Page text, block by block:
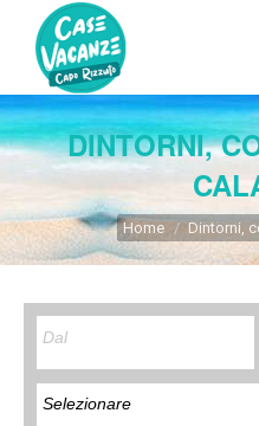
DINTORNI,
You are here:Home Dintorni,